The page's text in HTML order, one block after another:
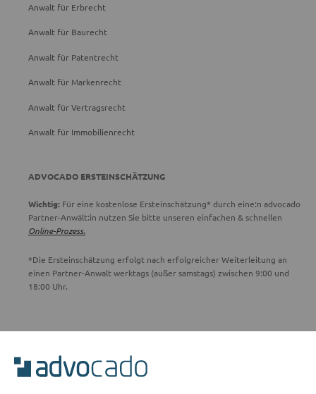
Anwalt für Erbrecht
Anwalt für Baurecht
Anwalt für Patentrecht
Anwalt für Markenrecht
Anwalt für Vertragsrecht
Anwalt für Immobilienrecht
ADVOCADO ERSTEINSCHÄTZUNG
Wichtig: Für eine kostenlose Ersteinschätzung* durch eine:n advocado
Partner-Anwält:in nutzen Sie bitte unseren einfachen & schnellen
Online-Prozess.
*Die Ersteinschätzung erfolgt nach erfolgreicher Weiterleitung an
einen Partner-Anwalt werktags (außer samstags) zwischen 9:00 und
18:00 Uhr.
Unser Serviceteam ist von 8:00 bis 17:00 Uhr für Sie erreichbar.